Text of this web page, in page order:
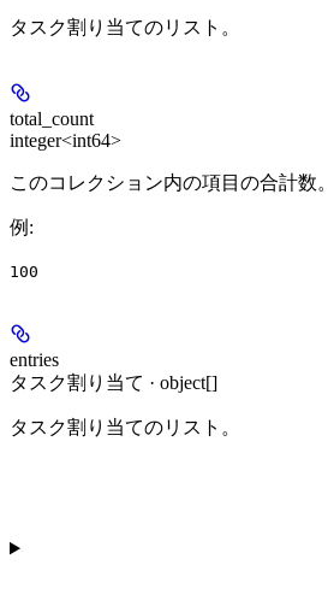
タスク割り当てのリスト。
total_count
integer<int64>
このコレクション内の項目の合計数。
例 :
100
entries
タスク割り当て · object[]
タスク割り当てのリスト。